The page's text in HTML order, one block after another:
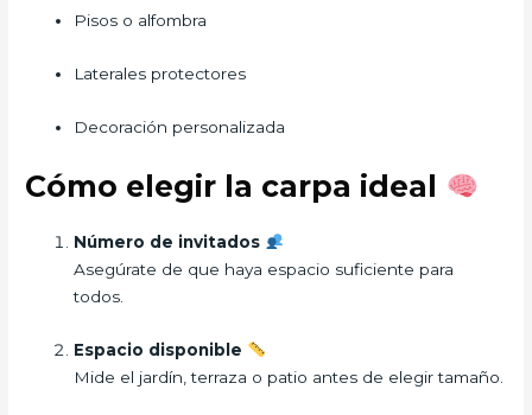
Pisos o alfombra
Laterales protectores
Decoración personalizada
Cómo elegir la carpa ideal
Número de invitados
Asegúrate de que haya espacio suficiente para
todos.
Espacio disponible
Mide el jardín, terraza o patio antes de elegir tamaño.